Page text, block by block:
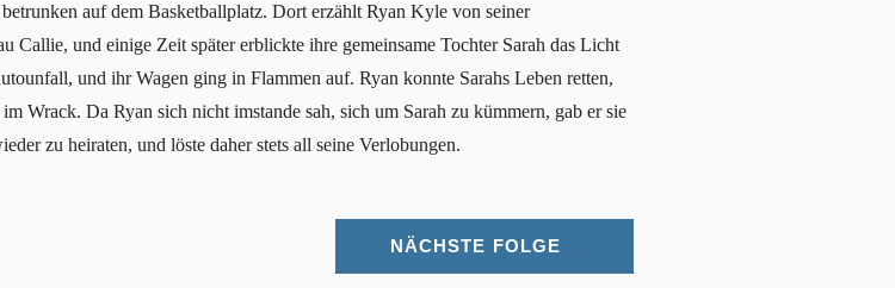
auf dem Basketballplatz. Dort erzählt Ryan Kyle von seiner
Callie, und einige Zeit später erblickte ihre gemeinsame Tochter Sarah das Licht
und ihr Wagen ging in Flammen auf. Ryan konnte Sarahs Leben retten,
Wrack. Da Ryan sich nicht imstande sah, sich um Sarah zu kümmern, gab er sie
zu heiraten, und löste daher stets all seine Verlobungen.
NÄCHSTE FOLGE